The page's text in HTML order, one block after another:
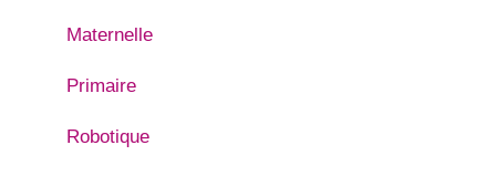
Maternelle
Primaire
Robotique